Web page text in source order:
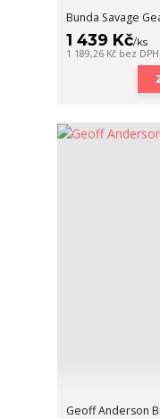
Bunda Savage
1 439 Kč/ks
1 189,26 Kč bez DPH
Geoff Anderson